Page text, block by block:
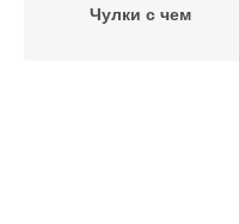
Чулки с чем